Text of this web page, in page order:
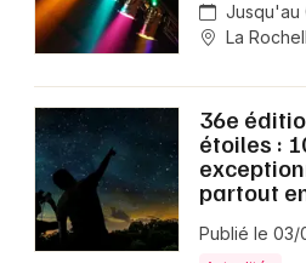
Jusqu'au
La
36e
étoiles :
partout
Publié le 03/